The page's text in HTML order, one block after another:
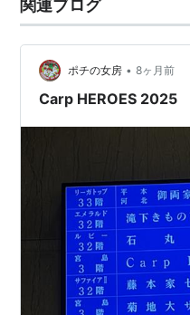
河合、4番堂林と強力ク
5割、夏は2試合連続本塁
抜8強、夏の甲子園優勝
として東海大会準優勝。
2010年秋のドラフト会
される。
背番号は61。
リスト::野球選手
関連ブログ
ポチの女房 • 8ヶ月前
Carp HEROES 2025